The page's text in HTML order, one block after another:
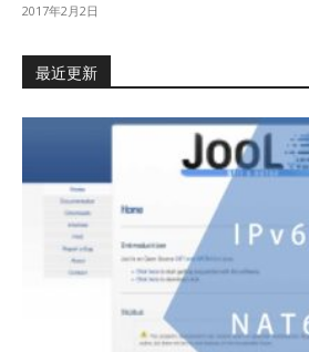
2017年2月2日
最近更新